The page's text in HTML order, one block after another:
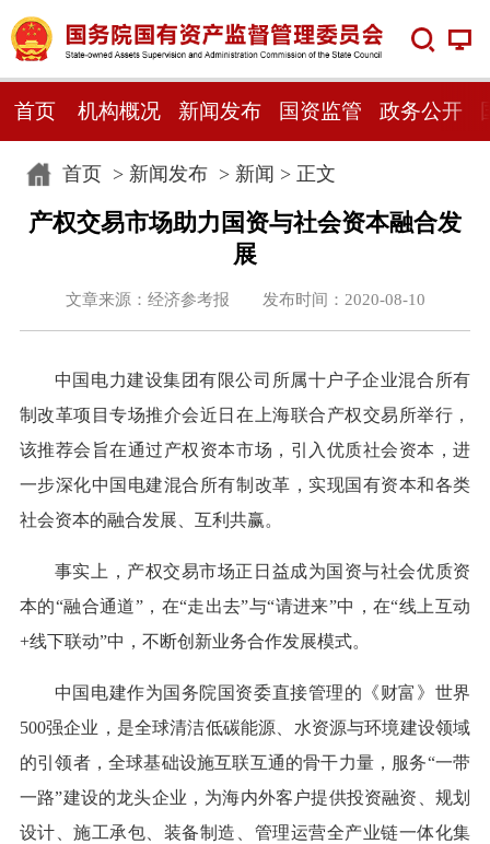
首页 机构概况 新闻发布 国资监管 政务公开
首页> 新闻发布> 新闻 > 正文
产权交易市场助力国资与社会资本融合发
展
文章来源：经济参考报 发布时间：2020-08-10
中国电力建设集团有限公司所属十户子企业混合所有
制改革项目专场推介会近日在上海联合产权交易所举行，
该推荐会旨在通过产权资本市场，引入优质社会资本，进
一步深化中国电建混合所有制改革，实现国有资本和各类
社会资本的融合发展、互利共赢。
事实上，产权交易市场正日益成为国资与社会优质资
本的“融合通道”，在“走出去”与“请进来”中，在“线上互动
+线下联动”中，不断创新业务合作发展模式。
中国电建作为国务院国资委直接管理的《财富》世界
500强企业，是全球清洁低碳能源、水资源与环境建设领域
的引领者，全球基础设施互联互通的骨干力量，服务“一带
一路”建设的龙头企业，为海内外客户提供投资融资、规划
设计、施工承包、装备制造、管理运营全产业链一体化集